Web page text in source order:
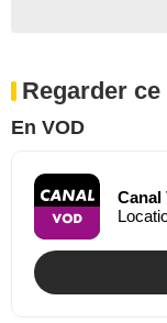
Regarder
En VOD
Canal